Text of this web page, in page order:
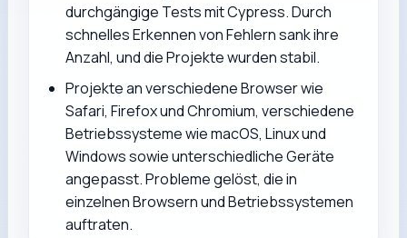
durchgängige Tests mit Cypress. Durch
schnelles Erkennen von Fehlern sank ihre
Anzahl, und die Projekte wurden stabil.
Projekte an verschiedene Browser wie
Safari, Firefox und Chromium, verschiedene
Betriebssysteme wie macOS, Linux und
Windows sowie unterschiedliche Geräte
angepasst. Probleme gelöst, die in
einzelnen Browsern und Betriebssystemen
auftraten.